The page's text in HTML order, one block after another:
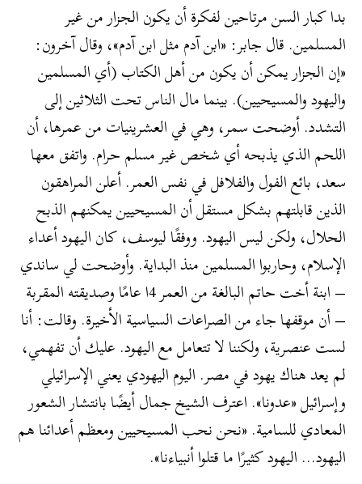
بدا كبار السن مرتاحين لفكرة أن يكون الجزار من غير
المسلمين. قال جابر: «ابن آدم مثل ابن آدم»، وقال آخرون:
«إن الجزار يمكن أن يكون من أهل الكتاب (أي المسلمين
واليهود والمسيحيين). بينما مال الناس تحت الثلاثين إلى
التشدد. أوضحت سمر، وهي في العشرينيات من عمرها، أن
اللحم الذي يذبحه أي شخص غير مسلم حرام. واتفق معها
سعد، بائع الفول والفلافل في نفس العمر. أعلن المراهقون
الذين قابلتهم بشكل مستقل أن المسيحيين يمكنهم الذبح
الحلال، ولكن ليس اليهود. ووفقًا ليوسف، كان اليهود أعداء
الإسلام، وحاربوا المسلمين منذ البداية. وأوضحت لي ساندي
– ابنة أخت حاتم البالغة من العمر 4ا عامًا وصديقته المقربة
– أن موقفها جاء من الصراعات السياسية الأخيرة. وقالت: أنا
لست عنصرية، ولكننا لا تتعامل مع اليهود. عليك أن تفهمي،
لم يعد هناك يهود في مصر. اليوم اليهودي يعني الإسرائيلي
وإسرائيل «عدونا». اعترف الشيخ جمال أيضًا بانتشار الشعور
المعادي للسامية. «نحن نحب المسيحيين ومعظم أعدائنا هم
اليهود… اليهود كثيرًا ما قتلوا أنبياءنا».